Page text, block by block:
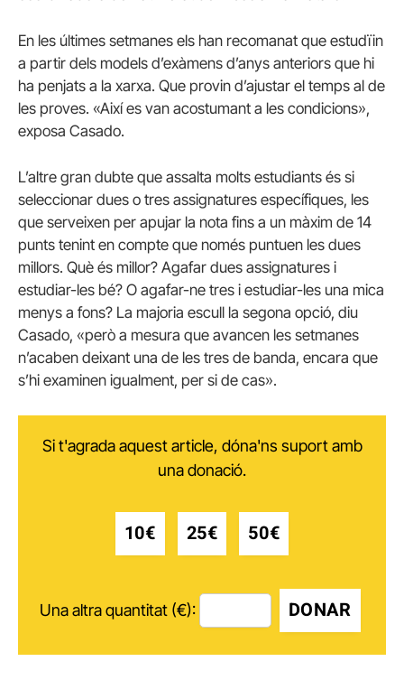
En les últimes setmanes els han recomanat que estudïin
a partir dels models d’exàmens d’anys anteriors que hi
ha penjats a la xarxa. Que provin d’ajustar el temps al de
les proves. «Així es van acostumant a les condicions»,
exposa Casado.
L’altre gran dubte que assalta molts estudiants és si
seleccionar dues o tres assignatures específiques, les
que serveixen per apujar la nota fins a un màxim de 14
punts tenint en compte que només puntuen les dues
millors. Què és millor? Agafar dues assignatures i
estudiar-les bé? O agafar-ne tres i estudiar-les una mica
menys a fons? La majoria escull la segona opció, diu
Casado, «però a mesura que avancen les setmanes
n’acaben deixant una de les tres de banda, encara que
s’hi examinen igualment, per si de cas».
Si t'agrada aquest article, dóna'ns suport amb
una donació.
10€ 25€ 50€
Una altra quantitat (€): DONAR